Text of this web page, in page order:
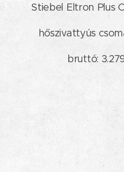
Stiebel Eltron Plus
hőszivattyús
bruttó: